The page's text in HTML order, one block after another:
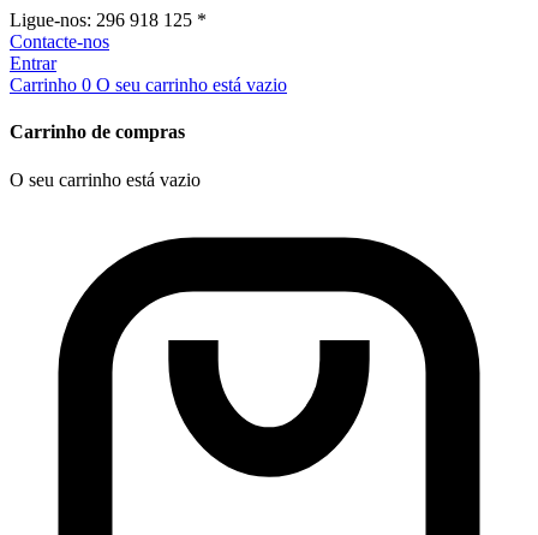
Ligue-nos: 296 918 125 *
Contacte-nos
Entrar
Carrinho 0 O seu carrinho está vazio
Carrinho de compras
O seu carrinho está vazio